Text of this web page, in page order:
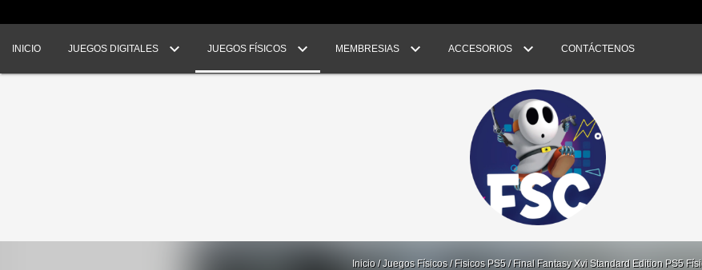
INICIO JUEGOS DIGITALES JUEGOS FÍSICOS MEMBRESIAS ACCESORIOS CONTÁCTENOS
Inicio / Juegos Físicos / Fisicos PS5 / Final Fantasy Xvi Standard Edition PS5